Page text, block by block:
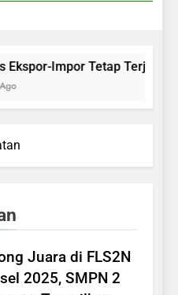
Impor Tetap Terjaga
Juara di FLS2N
2025, SMPN 2